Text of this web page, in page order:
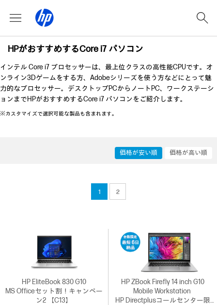
HPがおすすめするCore i7 パソコン
インテル Core i7 プロセッサーは、最上位クラスの高性能CPUです。オ
ンライン3Dゲームをする方、​Adobeシリーズを使う方などにとって魅
力的なプロセッサー。デスクトップPCからノートPC、ワークステーシ
ョンまでHPがおすすめするCore i7 パソコンをご紹介します。
※カスタマイズで選択可能な製品も含まれます。
価格が安い順 価格が高い順
1 2
HP EliteBook 830 G10
MS Officeセット割！キャンペー
ン2 【C13】
HP ZBook Firefly 14 inch G10
Mobile Workstation
HP Directplusコールセンター限